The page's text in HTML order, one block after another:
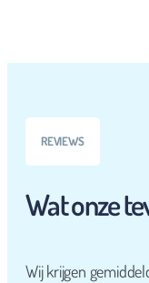
REVIEWS
Wat onze
Wij krijgen